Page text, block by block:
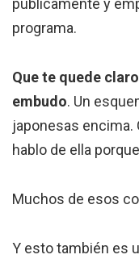
públicamente y
programa.
Que te quede
embudo. Un
japonesas encima.
hablo de ella
Muchos de esos
Y esto también es